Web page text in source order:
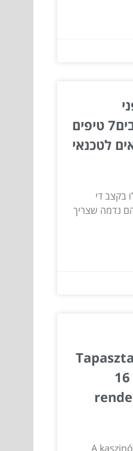
שקוראים לטכנאי מחשבים7 טיפים
לטכנאי
בקצב די
נדמה שצריך
A